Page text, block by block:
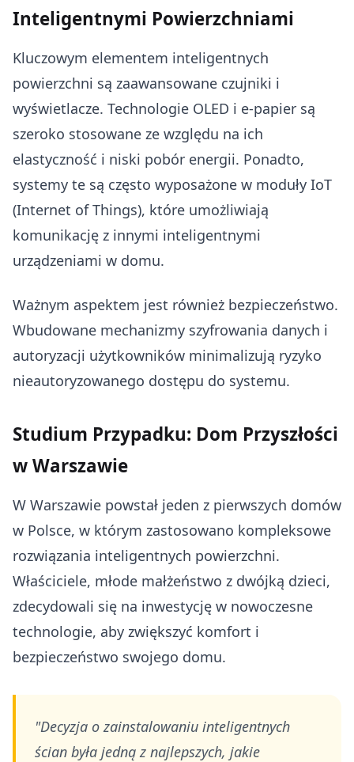
Inteligentnymi Powierzchniami
Kluczowym elementem inteligentnych
powierzchni są zaawansowane czujniki i
wyświetlacze. Technologie OLED i e-papier są
szeroko stosowane ze względu na ich
elastyczność i niski pobór energii. Ponadto,
systemy te są często wyposażone w moduły IoT
(Internet of Things), które umożliwiają
komunikację z innymi inteligentnymi
urządzeniami w domu.
Ważnym aspektem jest również bezpieczeństwo.
Wbudowane mechanizmy szyfrowania danych i
autoryzacji użytkowników minimalizują ryzyko
nieautoryzowanego dostępu do systemu.
Studium Przypadku: Dom Przyszłości
w Warszawie
W Warszawie powstał jeden z pierwszych domów
w Polsce, w którym zastosowano kompleksowe
rozwiązania inteligentnych powierzchni.
Właściciele, młode małżeństwo z dwójką dzieci,
zdecydowali się na inwestycję w nowoczesne
technologie, aby zwiększyć komfort i
bezpieczeństwo swojego domu.
"Decyzja o zainstalowaniu inteligentnych
ścian była jedną z najlepszych, jakie